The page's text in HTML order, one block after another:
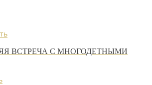
ВСТРЕЧА С МНОГОДЕТНЫМИ